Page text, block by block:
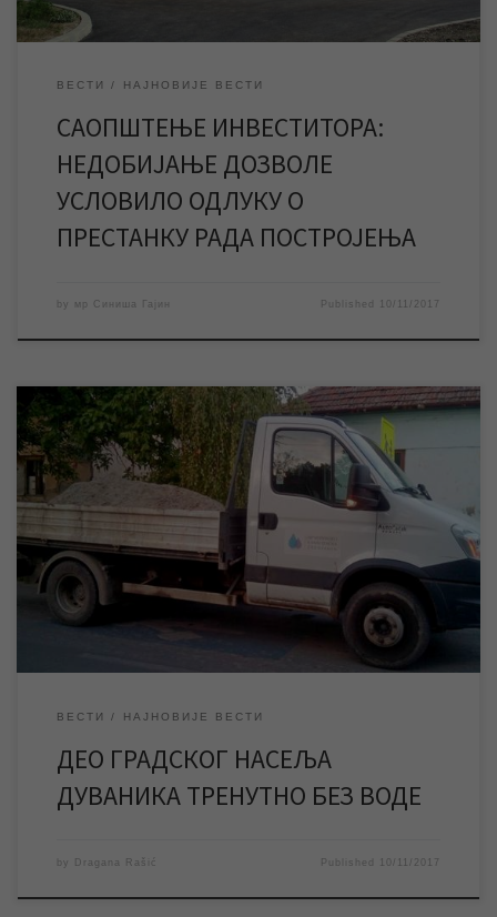
ВЕСТИ НАЈНОВИЈЕ ВЕСТИ
САОПШТЕЊЕ ИНВЕСТИТОРА:
НЕДОБИЈАЊЕ ДОЗВОЛЕ
УСЛОВИЛО ОДЛУКУ О
ПРЕСТАНКУ РАДА ПОСТРОЈЕЊА
by мр Синиша Гајин Published 10/11/2017
Екипе ЈКП „Водовод и канализација“ раде на санацији квара на
водоводној цеви у улици Куманoвачког одреда у градском
насељу Дуваника, због чега је у делу поменутог насеља дошло
до прекида водоснабдевања. Према проценама са терена
квар ће бити отклоњен, уколико не дође до непланираних
дешавања, до 12 часова. Након санације […]
ВЕСТИ НАЈНОВИЈЕ ВЕСТИ
ДЕО ГРАДСКОГ НАСЕЉА
ДУВАНИКА ТРЕНУТНО БЕЗ ВОДЕ
by Dragana Rašić Published 10/11/2017